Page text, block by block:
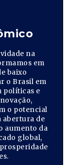
na
em
baixo
o Brasil em
políticas e
o potencial
abertura de
aumento da
global,